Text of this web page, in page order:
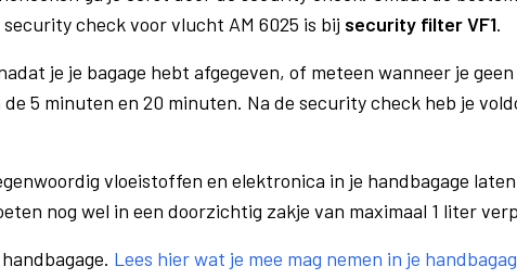
check voor vlucht AM 6025 is bij security filter VF1.
je je bagage hebt afgegeven, of meteen wanneer je
5 minuten en 20 minuten. Na de security check heb je
vloeistoffen en elektronica in je handbagage
nog wel in een doorzichtig zakje van maximaal 1 liter
Lees hier wat je mee mag nemen in je